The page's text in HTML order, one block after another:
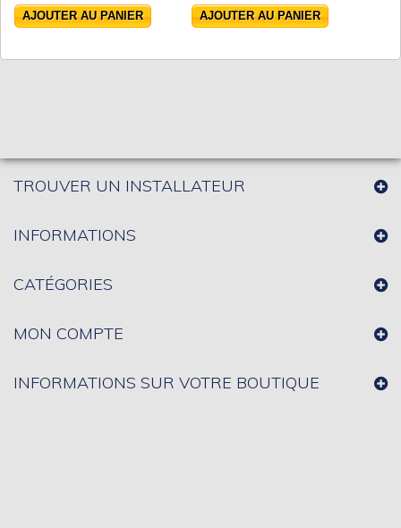
AJOUTER AU PANIER
AJOUTER AU PANIER
TROUVER UN INSTALLATEUR
INFORMATIONS
CATÉGORIES
MON COMPTE
INFORMATIONS SUR VOTRE BOUTIQUE